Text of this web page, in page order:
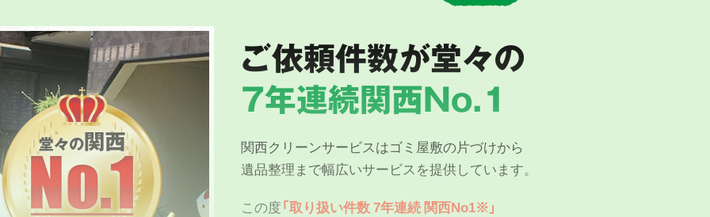
ご依頼件数が堂々の
7年連続関西No.1
関西クリーンサービスはゴミ屋敷の片づけから
遺品整理まで幅広いサービスを提供しています。
この度「取り扱い件数 7年連続 関西No1※」